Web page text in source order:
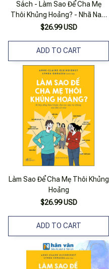
Sách - Làm Sao Để Cha Mẹ
Thôi Khủng Hoảng? - Nhã Nam
Official
$26.99 USD
ADD TO CART
Làm Sao Để Cha Mẹ Thôi Khủng
Hoảng
$26.99 USD
ADD TO CART